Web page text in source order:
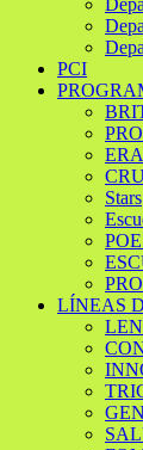
PCI
Stars
LÍNEAS